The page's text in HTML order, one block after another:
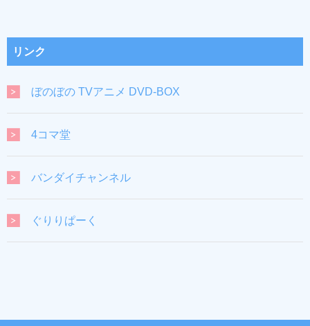
リンク
ぼのぼの TVアニメ DVD-BOX
4コマ堂
バンダイチャンネル
ぐりりぱーく